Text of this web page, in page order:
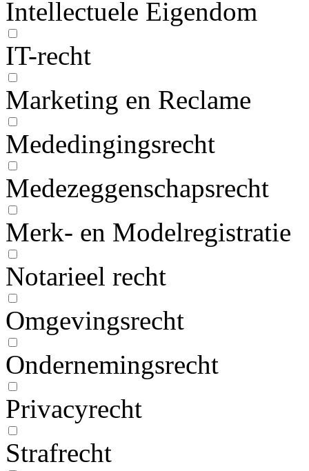
Intellectuele Eigendom
IT-recht
Marketing en Reclame
Mededingingsrecht
Medezeggenschapsrecht
Merk- en Modelregistratie
Notarieel recht
Omgevingsrecht
Ondernemingsrecht
Privacyrecht
Strafrecht